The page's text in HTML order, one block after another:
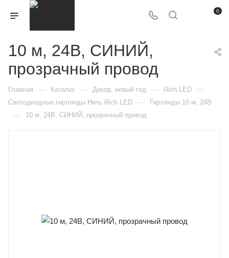
0
10 м, 24В, СИНИЙ,
прозрачный провод
Главная — Каталог — Декор, новый год — Rich LED —
Светодиодные гирлянды Нить Rich LED — Гирлянды 10 м, 24В
— 10 м, 24В, СИНИЙ, прозрачный провод